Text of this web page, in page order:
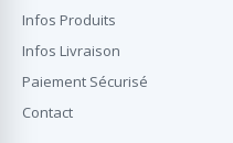
Infos Produits
Infos Livraison
Paiement Sécurisé
Contact